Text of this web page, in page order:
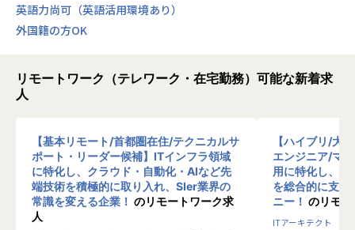
英語力尚可（英語活用環境あり）
外国籍の方OK
リモートワーク（テレワーク・在宅勤務）可能な新着求
人
【基本リモート/首都圏在住/テクニカルサ
ポート・リーダー候補】ITインフラ領域
に特化し、クラウド・自動化・AIなど先
端技術を積極的に取り入れ、SIer業界の
常識を変える企業！ のリモートワーク求
人
【ハイブリ/大
エンジニア/マ
用に特化し、
を総合的に支援
ニー！ のリモ
ITアーキテクト